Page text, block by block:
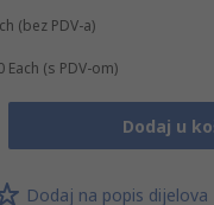
(bez PDV-a)
Each (s PDV-om)
Dodaj u
Dodaj na popis dijelova